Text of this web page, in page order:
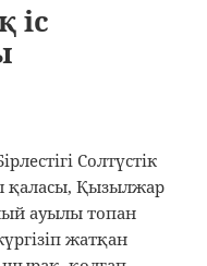
Солтүстік
қаласы, Қызылжар
ауылы топан
жатқан